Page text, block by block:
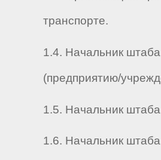
транспорте.
1.4. Начальник
(предприятию/
1.5. Начальник
1.6. Начальник